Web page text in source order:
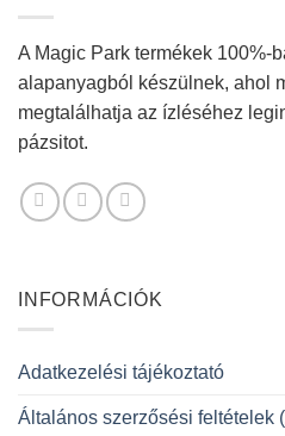
A Magic Park termékek 100%-
alapanyagból készülnek, ahol
megtalálhatja az ízléséhez
pázsitot.
INFORMÁCIÓK
Adatkezelési tájékoztató
Általános szerzősési feltételek